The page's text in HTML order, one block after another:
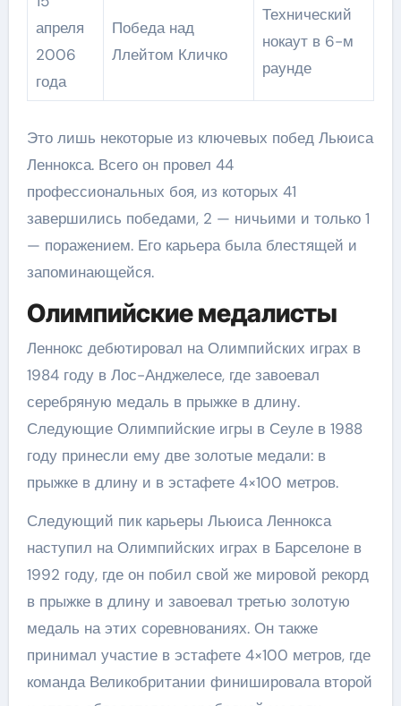
апреля
2006
года
Победа над
Ллейтом Кличко
Технический
нокаут в 6-м
раунде
Это лишь некоторые из ключевых побед Льюиса
Леннокса. Всего он провел 44
профессиональных боя, из которых 41
завершились победами, 2 — ничьими и только 1
— поражением. Его карьера была блестящей и
запоминающейся.
Олимпийские медалисты
Леннокс дебютировал на Олимпийских играх в
1984 году в Лос-Анджелесе, где завоевал
серебряную медаль в прыжке в длину.
Следующие Олимпийские игры в Сеуле в 1988
году принесли ему две золотые медали: в
прыжке в длину и в эстафете 4×100 метров.
Следующий пик карьеры Льюиса Леннокса
наступил на Олимпийских играх в Барселоне в
1992 году, где он побил свой же мировой рекорд
в прыжке в длину и завоевал третью золотую
медаль на этих соревнованиях. Он также
принимал участие в эстафете 4×100 метров, где
команда Великобритании финишировала второй